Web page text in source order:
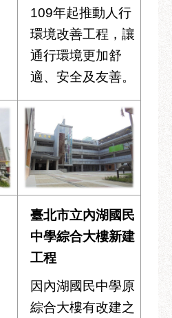
109年起推動人行
環境改善工程，讓
通行環境更加舒
適、安全及友善。
臺北市立內湖國民
中學綜合大樓新建
工程
因內湖國民中學原
綜合大樓有改建之